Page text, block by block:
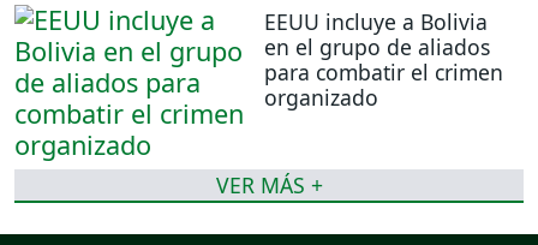
EEUU incluye a Bolivia
en el grupo de aliados
para combatir el crimen
organizado
VER MÁS +